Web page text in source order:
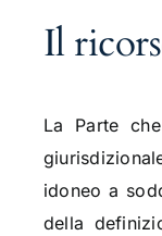
Il
La Parte
idoneo a
della